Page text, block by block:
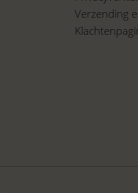
Verzending